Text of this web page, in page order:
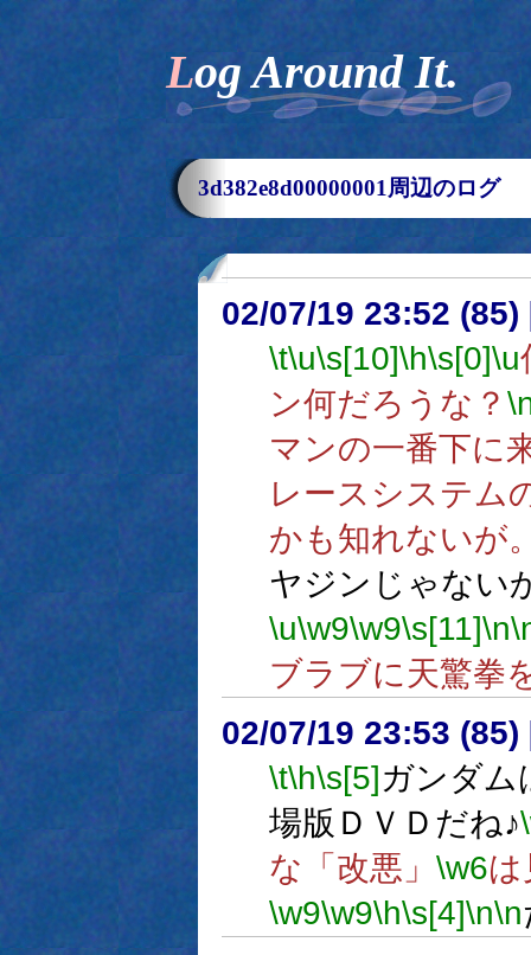
Log Around It.
3d382e8d00000001周辺のログ
02/07/19 23:52 (85)
\t\u\s[10]\h\s[0]\u
ン何だろうな？
マンの一番下に
レースシステム
かも知れないが
ヤジンじゃない
\u\w9\w9\s[11]\n
ブラブに天驚拳
02/07/19 23:53 (85)
\t\h\s[5]ガンダム
場版ＤＶＤだね♪
な「改悪」 \w6
\w9\w9\h\s[4]\n\n